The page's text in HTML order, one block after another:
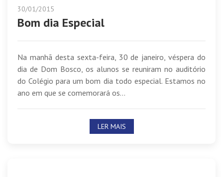
30/01/2015
Bom dia Especial
Na manhã desta sexta-feira, 30 de janeiro, véspera do
dia de Dom Bosco, os alunos se reuniram no auditório
do Colégio para um bom dia todo especial. Estamos no
ano em que se comemorará os...
LER MAIS